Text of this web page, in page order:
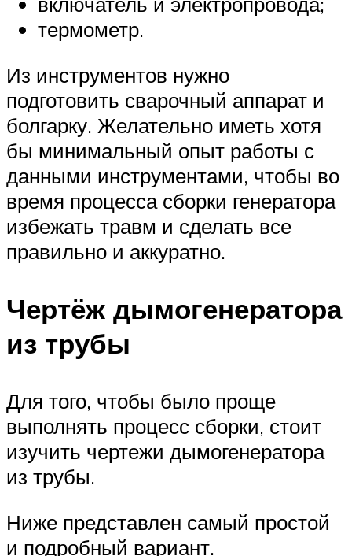
термометр.
Из инструментов нужно
подготовить сварочный аппарат и
болгарку. Желательно иметь хотя
бы минимальный опыт работы с
данными инструментами, чтобы во
время процесса сборки генератора
избежать травм и сделать все
правильно и аккуратно.
Чертёж дымогенератора
из трубы
Для того, чтобы было проще
выполнять процесс сборки, стоит
изучить чертежи дымогенератора
из трубы.
Ниже представлен самый простой
и подробный вариант.